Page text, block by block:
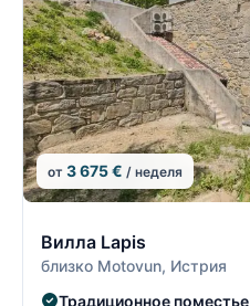
от 3 675 € / неделя
Вилла Lapis
близко Motovun, Истрия
Традиционное поместье